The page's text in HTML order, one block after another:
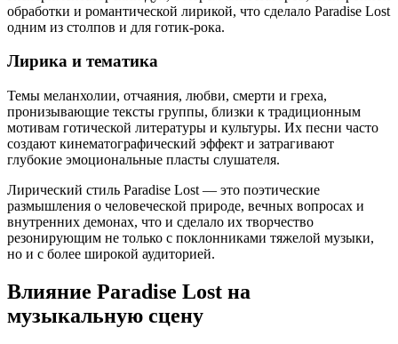
обработки и романтической лирикой, что сделало Paradise Lost
одним из столпов и для готик-рока.
Лирика и тематика
Темы меланхолии, отчаяния, любви, смерти и греха,
пронизывающие тексты группы, близки к традиционным
мотивам готической литературы и культуры. Их песни часто
создают кинематографический эффект и затрагивают
глубокие эмоциональные пласты слушателя.
Лирический стиль Paradise Lost — это поэтические
размышления о человеческой природе, вечных вопросах и
внутренних демонах, что и сделало их творчество
резонирующим не только с поклонниками тяжелой музыки,
но и с более широкой аудиторией.
Влияние Paradise Lost на
музыкальную сцену